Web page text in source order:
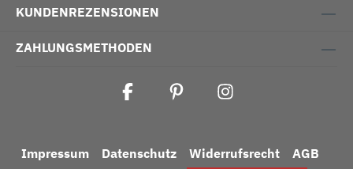
KUNDENREZENSIONEN
ZAHLUNGSMETHODEN
Impressum Datenschutz Widerrufsrecht
AGB